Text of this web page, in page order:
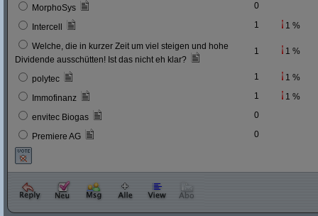
MorphoSys 0
Intercell 1 1 %
Welche, die in kurzer Zeit um viel steigen und hohe
Dividende ausschütten! Ist das nicht eh klar?
1 1 %
polytec 1 1 %
Immofinanz 1 1 %
envitec Biogas 0
Premiere AG 0